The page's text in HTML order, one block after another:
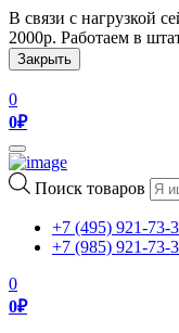
В связи с нагрузкой
2000р. Работаем в
Закрыть
0
0₽
Toggle
navigation
Поиск товаров
+7 (495) 921-73-
+7 (985) 921-73-
0
0₽